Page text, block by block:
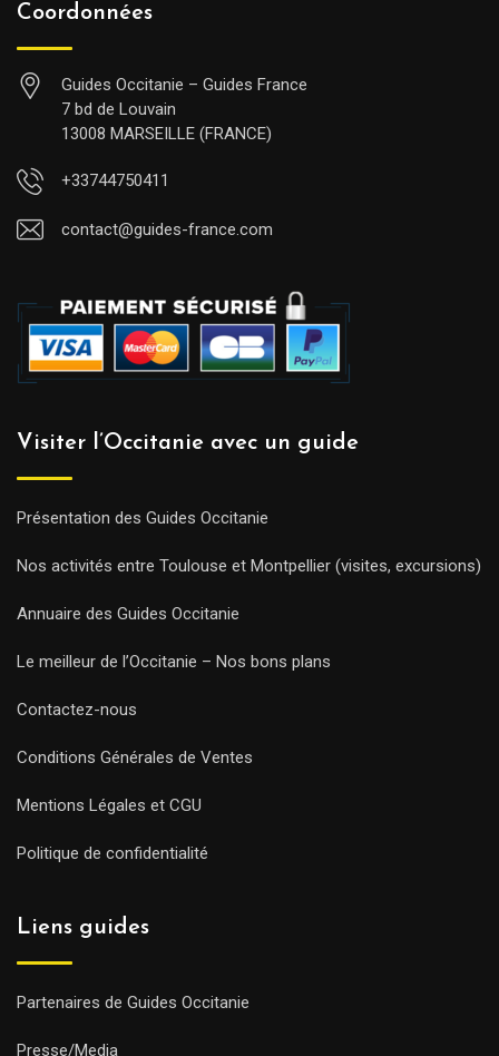
Coordonnées
Guides Occitanie – Guides France
7 bd de Louvain
13008 MARSEILLE (FRANCE)
+33744750411
contact@guides-france.com
Visiter l’Occitanie avec un guide
Présentation des Guides Occitanie
Nos activités entre Toulouse et Montpellier (visites, excursions)
Annuaire des Guides Occitanie
Le meilleur de l’Occitanie – Nos bons plans
Contactez-nous
Conditions Générales de Ventes
Mentions Légales et CGU
Politique de confidentialité
Liens guides
Partenaires de Guides Occitanie
Presse/Media